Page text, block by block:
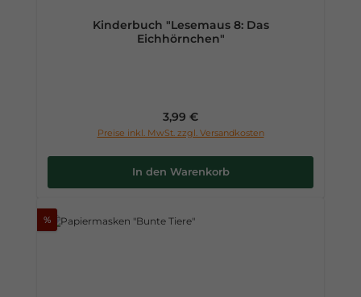
Kinderbuch "Lesemaus 8: Das
Eichhörnchen"
Regulärer Preis:
3,99 €
Preise inkl. MwSt. zzgl. Versandkosten
In den Warenkorb
%